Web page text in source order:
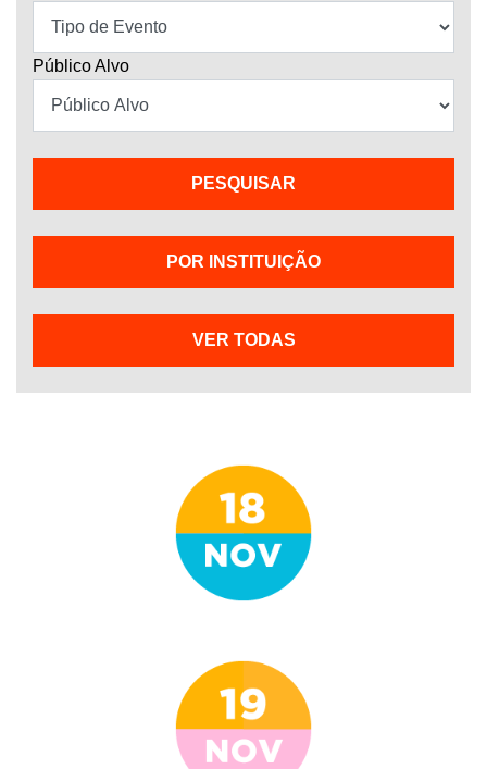
Público Alvo
POR INSTITUIÇÃO
VER TODAS